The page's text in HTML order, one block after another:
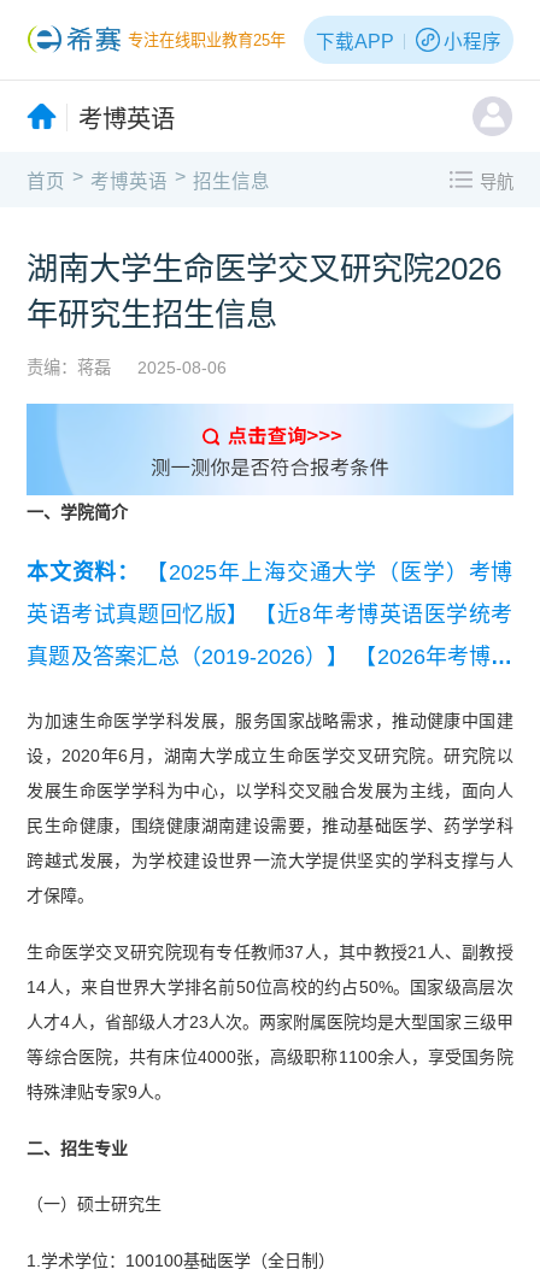
专注在线职业教育25年 下载APP 小程序
考博英语
首页 > 考博英语 > 招生信息 导航
湖南大学生命医学交叉研究院2026
年研究生招生信息
责编：蒋磊 2025-08-06
一、学院简介
本文资料：
【2025年上海交通大学（医学）考博
英语考试真题回忆版】
【近8年考博英语医学统考
真题及答案汇总（2019-2026）】
【2026年考博英
词】 【2025年全国医学统考考博英语考试真题回
忆版】
为加速生命医学学科发展，服务国家战略需求，推动健康中国建
设，2020年6月，湖南大学成立生命医学交叉研究院。研究院以
发展生命医学学科为中心，以学科交叉融合发展为主线，面向人
民生命健康，围绕健康湖南建设需要，推动基础医学、药学学科
跨越式发展，为学校建设世界一流大学提供坚实的学科支撑与人
才保障。
生命医学交叉研究院现有专任教师37人，其中教授21人、副教授
14人，来自世界大学排名前50位高校的约占50%。国家级高层次
人才4人，省部级人才23人次。两家附属医院均是大型国家三级甲
等综合医院，共有床位4000张，高级职称1100余人，享受国务院
特殊津贴专家9人。
二、招生专业
（一）硕士研究生
1.学术学位：100100基础医学（全日制）